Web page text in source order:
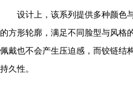
设计上，该系列提供多种颜色
的方形轮廓，满足不同脸型与风格
佩戴也不会产生压迫感，而铰链结
持久性。